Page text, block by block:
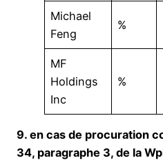
Michael
Feng
%
MF
Holdings
Inc
%
9. en cas de procuration
34, paragraphe 3, de la